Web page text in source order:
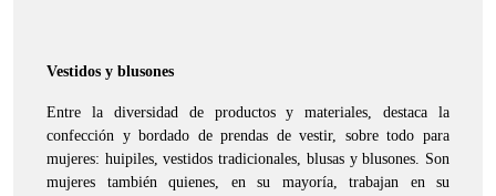
Vestidos y blusones
Entre la diversidad de productos y materiales, destaca la
confección y bordado de prendas de vestir, sobre todo para
mujeres: huipiles, vestidos tradicionales, blusas y blusones. Son
mujeres también quienes, en su mayoría, trabajan en su